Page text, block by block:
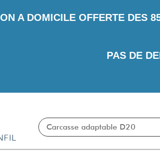
A DOMICILE OFFERTE DES
PAS DE